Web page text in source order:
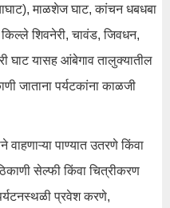
माळशेज घाट, कांचन धबधबा
किल्ले शिवनेरी, चावंड, जिवधन,
घाट यासह आंबेगाव तालुक्यातील
जाताना पर्यटकांना काळजी
वाहणाऱ्या पाण्यात उतरणे किंवा
सेल्फी किंवा चित्रीकरण
प्रवेश करणे,